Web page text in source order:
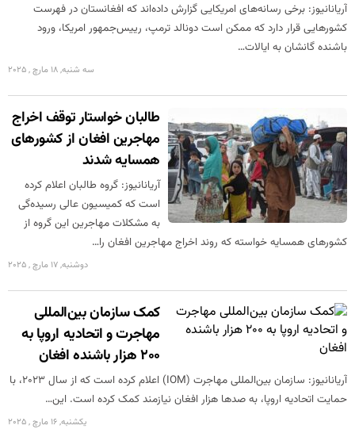
آریانانیوز: برخی رسانه‌های امریکایی گزارش داده‌اند که افغانستان در فهرست
کشورهایی قرار دارد که ممکن است دونالد ترمپ، رییس‌جمهور امریکا، ورود
باشنده گانشان به ایالات…
سه شنبه, 18 مارچ , 2025
طالبان خواستار توقف اخراج
مهاجرین افغان از کشورهای
همسایه شدند
آریانانیوز: گروه طالبان اعلام کرده
است که کمیسیون عالی رسیده‌گی
به مشکلات مهاجرین این گروه از
کشورهای همسایه خواسته که روند اخراج مهاجرین افغان را…
دوشنبه, 17 مارچ , 2025
کمک سازمان بین‌المللی
مهاجرت و اتحادیه اروپا به
۲۰۰ هزار باشنده افغان
آریانانیوز: سازمان بین‌المللی مهاجرت (IOM) اعلام کرده است که از سال ۲۰۲۳، با
حمایت اتحادیه اروپا، به صدها هزار افغان نیازمند کمک کرده است. این…
یکشنبه, 16 مارچ , 2025